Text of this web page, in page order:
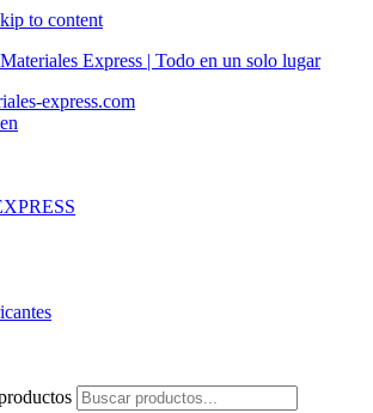
to content
Express | Todo en un solo lugar
express.com